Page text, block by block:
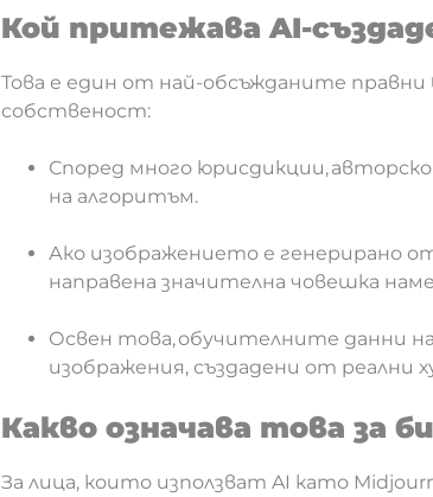
Кой притежава AI-
Това е един от най-обсъжданите
собственост:
Според много юрисдикции,
на алгоритъм.
Ако изображението е генерирано
направена значителна човешка
Освен това, обучителните данни
изображения, създадени от реални
Какво означава това за
За лица, които използват AI като